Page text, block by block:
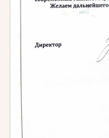
Почему
тысячи
Документы
юридическую